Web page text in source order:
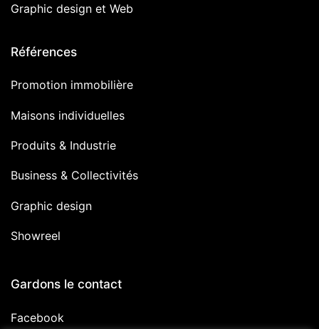
Graphic design et Web
Références
Promotion immobilière
Maisons individuelles
Produits & Industrie
Business & Collectivités
Graphic design
Showreel
Gardons le contact
Facebook